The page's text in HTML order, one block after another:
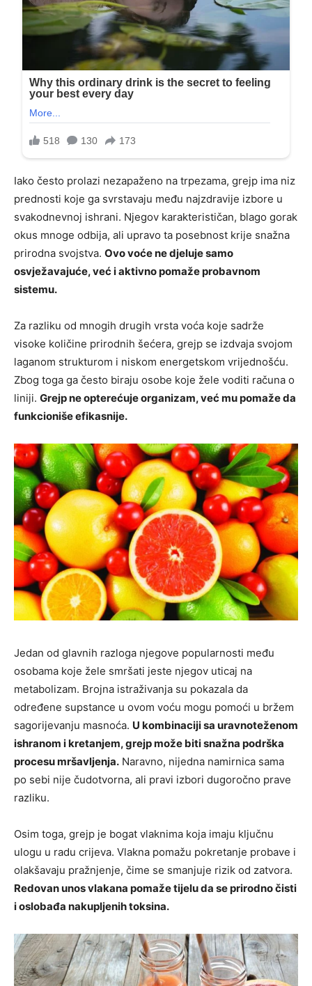
Iako često prolazi nezapaženo na trpezama, grejp ima niz
prednosti koje ga svrstavaju među najzdravije izbore u
svakodnevnoj ishrani. Njegov karakterističan, blago gorak
okus mnoge odbija, ali upravo ta posebnost krije snažna
prirodna svojstva. Ovo voće ne djeluje samo
osvježavajuće, već i aktivno pomaže probavnom
sistemu.
Za razliku od mnogih drugih vrsta voća koje sadrže
visoke količine prirodnih šećera, grejp se izdvaja svojom
laganom strukturom i niskom energetskom vrijednošću.
Zbog toga ga često biraju osobe koje žele voditi računa o
liniji. Grejp ne opterećuje organizam, već mu pomaže da
funkcioniše efikasnije.
Jedan od glavnih razloga njegove popularnosti među
osobama koje žele smršati jeste njegov uticaj na
metabolizam. Brojna istraživanja su pokazala da
određene supstance u ovom voću mogu pomoći u bržem
sagorijevanju masnoća. U kombinaciji sa uravnoteženom
ishranom i kretanjem, grejp može biti snažna podrška
procesu mršavljenja. Naravno, nijedna namirnica sama
po sebi nije čudotvorna, ali pravi izbori dugoročno prave
razliku.
Osim toga, grejp je bogat vlaknima koja imaju ključnu
ulogu u radu crijeva. Vlakna pomažu pokretanje probave i
olakšavaju pražnjenje, čime se smanjuje rizik od zatvora.
Redovan unos vlakana pomaže tijelu da se prirodno čisti
i oslobađa nakupljenih toksina.